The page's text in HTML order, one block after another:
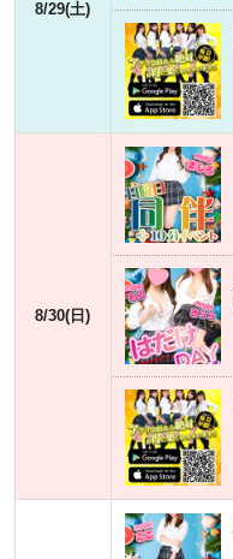
8/29(土)
8/30(日)